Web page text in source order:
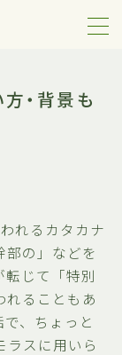
・背景も
れるカタカナ
部の」などを
じて「特別
れることもあ
、ちょっと
ラスに用いら